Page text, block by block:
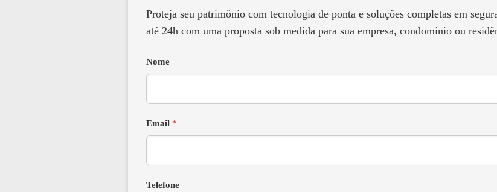
Proteja seu patrimônio com tecnologia de ponta e soluções completas em
até 24h com uma proposta sob medida para sua empresa, condomínio ou
Nome
Email *
Telefone